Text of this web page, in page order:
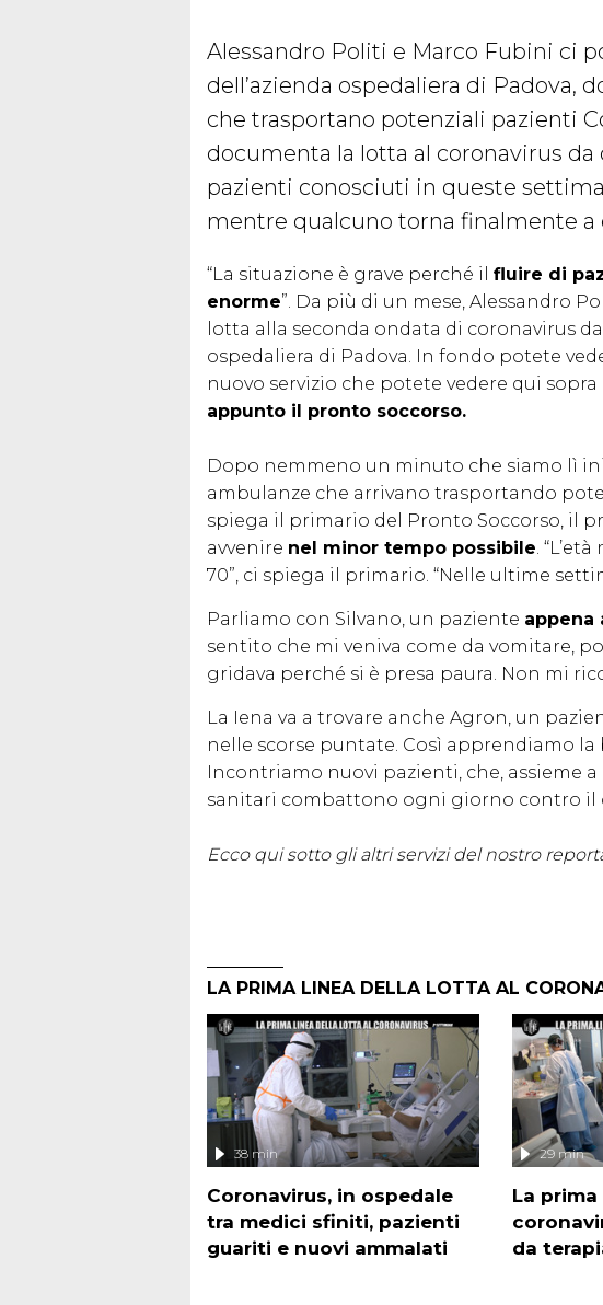
Alessandro Politi e Marco Fubini ci
dell’azienda ospedaliera di Padova,
che trasportano potenziali pazienti
documenta la lotta al coronavirus da
pazienti conosciuti in queste
mentre qualcuno torna finalmente a
“La situazione è grave perché il fluire di
enorme”. Da più di un mese, Alessandro
lotta alla seconda ondata di coronavirus
ospedaliera di Padova. In fondo potete
nuovo servizio che potete vedere qui sopra
appunto il pronto soccorso.
Dopo nemmeno un minuto che siamo lì
ambulanze che arrivano trasportando
spiega il primario del Pronto Soccorso, il
avvenire nel minor tempo possibile .
70”, ci spiega il primario. “Nelle ultime
Parliamo con Silvano, un paziente appena
sentito che mi veniva come da vomitare,
gridava perché si è presa paura. Non mi
La Iena va a trovare anche Agron, un
nelle scorse puntate. Così apprendiamo la
Incontriamo nuovi pazienti, che, assieme
sanitari combattono ogni giorno contro il
Ecco qui sotto gli altri servizi del nostro
LA PRIMA LINEA DELLA LOTTA AL
Coronavirus, in ospedale
tra medici sfiniti, pazienti
guariti e nuovi ammalati
38 min
La
da
29 min